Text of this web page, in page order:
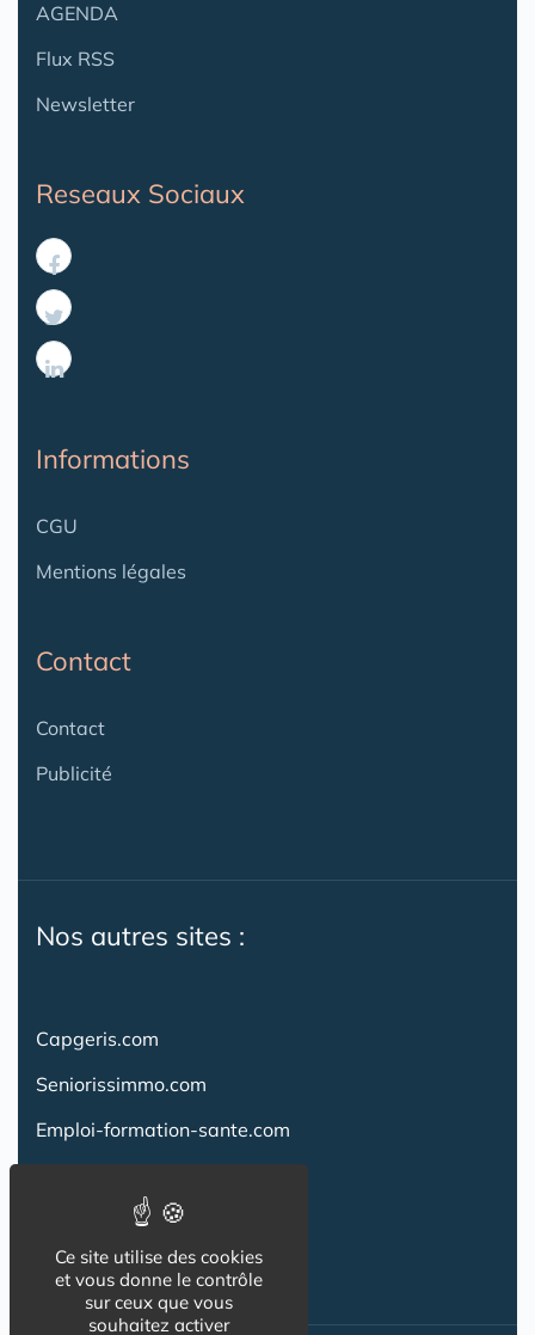
AGENDA
Flux RSS
Newsletter
Reseaux Sociaux
Informations
CGU
Mentions légales
Contact
Contact
Publicité
Nos autres sites :
Capgeris.com
Seniorissimmo.com
Emploi-formation-sante.com
Creche-et-naissance.com
Co-Living & Co-Working
Ce site utilise des cookies
et vous donne le contrôle
sur ceux que vous
souhaitez activer